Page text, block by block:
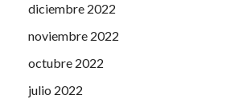
diciembre 2022
noviembre 2022
octubre 2022
julio 2022